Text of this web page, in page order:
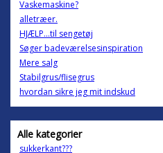
Vaskemaskine?
alletræer.
HJÆLP...til sengetøj
Søger badeværelsesinspiration
Mere salg
Stabilgrus/flisegrus
hvordan sikre jeg mit indskud
Alle kategorier
sukkerkant???